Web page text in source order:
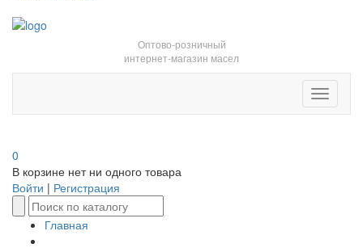
Оптово-розничный
интернет-магазин масел
Toggle
0
В корзине нет ни одного товара
Войти | Регистрация
Главная